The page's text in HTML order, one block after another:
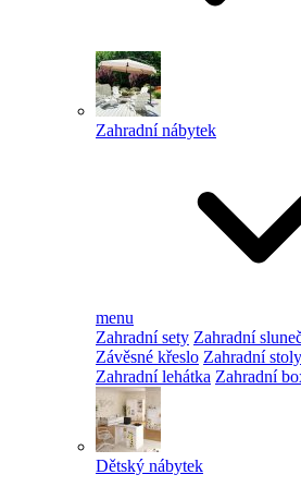
Zahradní nábytek
menu
Zahradní sety Zahradní
Závěsné křeslo Zahradní
Zahradní lehátka Zahradní
Dětský nábytek